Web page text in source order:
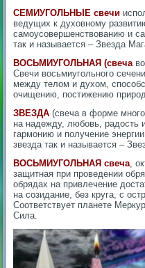
СЕМИУГОЛЬНЫЕ свечи
ведущих к духовному
самоусовершенствованию и
так и называется – Звезда
ВОСЬМИУГОЛЬНАЯ (свеча
Свечи восьмиугольного
между телом и духом,
очищению, постижению
ЗВЕЗДА (свеча в форме
на надежду, любовь, радость
гармонию и получение
звезда так и называется –
ВОСЬМИУГОЛЬНАЯ свеча ,
защитная при проведении
обрядах на привлечение
на созидание, без круга, с
Соответствует планете
Сила.